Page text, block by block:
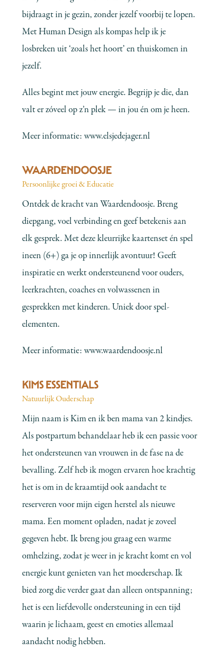
bijdraagt in je gezin, zonder jezelf voorbij te lopen.
Met Human Design als kompas help ik je
losbreken uit ‘zoals het hoort’ en thuiskomen in
jezelf.
Alles begint met jouw energie. Begrijp je die, dan
valt er zóveel op z’n plek — in jou én om je heen.
Meer informatie:www.elsjedejager.nl
WAARDENDOOSJE
Persoonlijke groei & Educatie
Ontdek de kracht van Waardendoosje. Breng
diepgang, voel verbinding en geef betekenis aan
elk gesprek. Met deze kleurrijke kaartenset én spel
ineen (6+) ga je op innerlijk avontuur! Geeft
inspiratie en werkt ondersteunend voor ouders,
leerkrachten, coaches en volwassenen in
gesprekken met kinderen. Uniek door spel-
elementen.
Meer informatie:www.waardendoosje.nl
KIMS ESSENTIALS
Natuurlijk Ouderschap
Mijn naam is Kim en ik ben mama van 2 kindjes.
Als postpartum behandelaar heb ik een passie voor
het ondersteunen van vrouwen in de fase na de
bevalling. Zelf heb ik mogen ervaren hoe krachtig
het is om in de kraamtijd ook aandacht te
reserveren voor mijn eigen herstel als nieuwe
mama. Een moment opladen, nadat je zoveel
gegeven hebt. Ik breng jou graag een warme
omhelzing, zodat je weer in je kracht komt en vol
energie kunt genieten van het moederschap. Ik
bied zorg die verder gaat dan alleen ontspanning;
het is een liefdevolle ondersteuning in een tijd
waarin je lichaam, geest en emoties allemaal
aandacht nodig hebben.